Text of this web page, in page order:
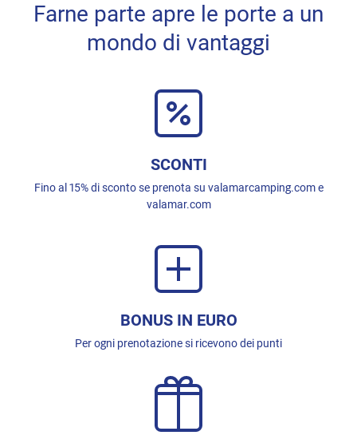
Farne parte apre le porte a un
mondo di vantaggi
SCONTI
Fino al 15% di sconto se prenota su valamarcamping.com e
valamar.com
BONUS IN EURO
Per ogni prenotazione si ricevono dei punti